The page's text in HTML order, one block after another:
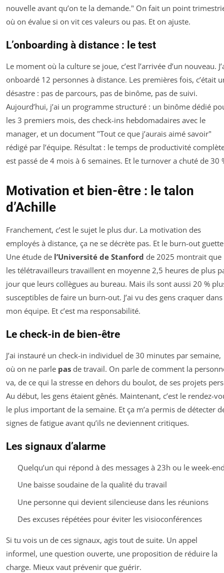
nouvelle avant qu’on te la demande." On fait un point
où on évalue si on vit ces valeurs ou pas. Et on ajuste.
L’onboarding à distance : le test
Le moment où la culture se joue, c’est l’arrivée d’un nouveau.
onboardé 12 personnes à distance. Les premières fois, c’était
désastre : pas de parcours, pas de binôme, pas de suivi.
Aujourd’hui, j’ai un programme structuré : un binôme dédié
les 3 premiers mois, des check-ins hebdomadaires avec le
manager, et un document "Tout ce que j’aurais aimé savoir"
rédigé par l’équipe. Résultat : le temps de productivité
est passé de 4 mois à 6 semaines. Et le turnover a chuté de 30
Motivation et bien-être : le talon
d’Achille
Franchement, c’est le sujet le plus dur. La motivation des
employés à distance, ça ne se décrète pas. Et le burn-out
Une étude de l’Université de Stanford de 2025 montrait que
les télétravailleurs travaillent en moyenne 2,5 heures de plus
jour que leurs collègues au bureau. Mais ils sont aussi 20 %
susceptibles de faire un burn-out. J’ai vu des gens craquer dans
mon équipe. Et c’est ma responsabilité.
Le check-in de bien-être
J’ai instauré un check-in individuel de 30 minutes par semaine,
où on ne parle pas de travail. On parle de comment la
va, de ce qui la stresse en dehors du boulot, de ses projets
Au début, les gens étaient gênés. Maintenant, c’est le rendez-
le plus important de la semaine. Et ça m’a permis de détecter
signes de fatigue avant qu’ils ne deviennent critiques.
Les signaux d’alarme
Quelqu’un qui répond à des messages à 23h ou le week-
Une baisse soudaine de la qualité du travail
Une personne qui devient silencieuse dans les réunions
Des excuses répétées pour éviter les visioconférences
Si tu vois un de ces signaux, agis tout de suite. Un appel
informel, une question ouverte, une proposition de réduire la
charge. Mieux vaut prévenir que guérir.